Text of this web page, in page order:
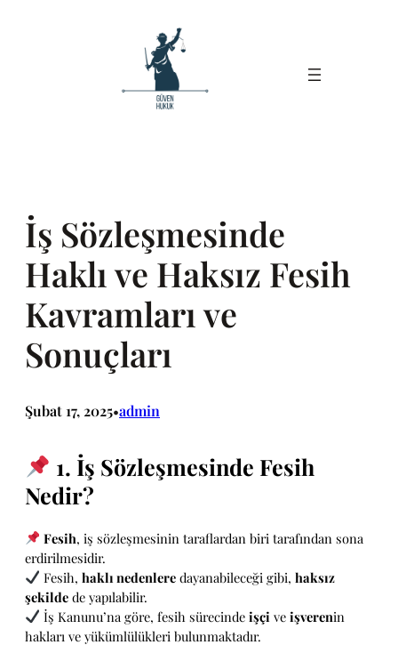
İş Sözleşmesinde
Haklı ve Haksız Fesih
Kavramları ve
Sonuçları
Şubat 17, 2025•admin
1. İş Sözleşmesinde Fesih
Nedir?
Fesih, iş sözleşmesinin taraflardan biri tarafından sona
erdirilmesidir.
Fesih, haklı nedenleredayanabileceği gibi, haksız
şekilde de yapılabilir.
İş Kanunu’na göre, fesih sürecinde işçi ve işverenin
hakları ve yükümlülükleri bulunmaktadır.